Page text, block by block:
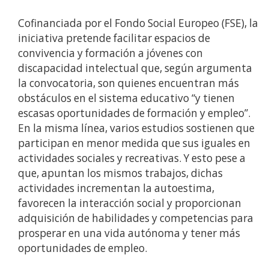
Cofinanciada por el Fondo Social Europeo (FSE), la
iniciativa pretende facilitar espacios de
convivencia y formación a jóvenes con
discapacidad intelectual que, según argumenta
la convocatoria, son quienes encuentran más
obstáculos en el sistema educativo “y tienen
escasas oportunidades de formación y empleo”.
En la misma línea, varios estudios sostienen que
participan en menor medida que sus iguales en
actividades sociales y recreativas. Y esto pese a
que, apuntan los mismos trabajos, dichas
actividades incrementan la autoestima,
favorecen la interacción social y proporcionan
adquisición de habilidades y competencias para
prosperar en una vida autónoma y tener más
oportunidades de empleo.